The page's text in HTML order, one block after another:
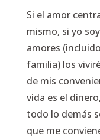
Si el amor
mismo, si yo
amores
familia) los
de mis
vida es el
todo lo demás
que me